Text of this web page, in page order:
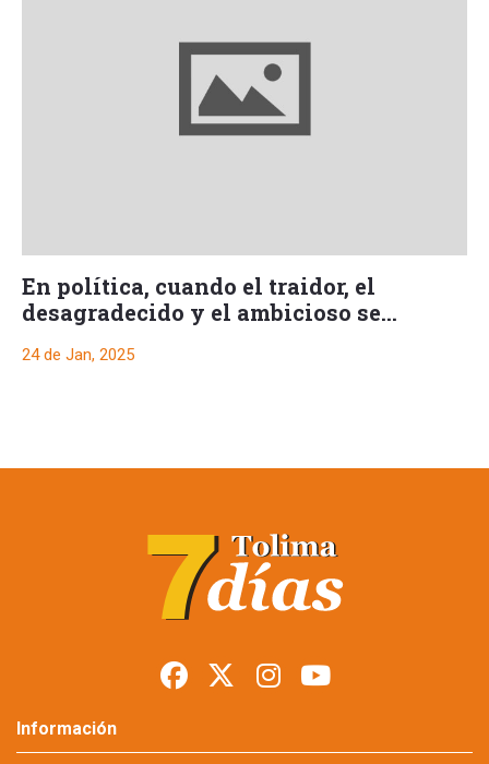
En política, cuando el traidor, el
desagradecido y el ambicioso se
24 de Jan, 2025
traidor, el
desagradecido y el
ambicioso se
representa en una